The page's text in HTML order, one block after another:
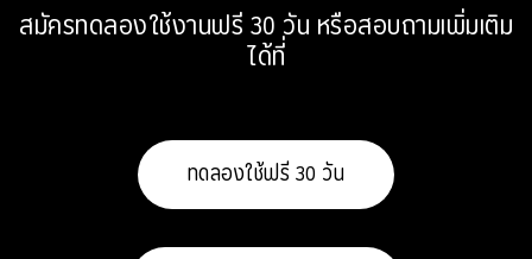
สมัครทดลองใช้งานฟรี 30 วัน หรือสอบถามเพิ่มเติม
ได้ที่
ทดลองใช้ฟรี 30 วัน